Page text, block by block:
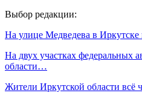
Выбор редакции:
На улице Медведева в Иркутске
На двух участках федеральных
области…
Жители Иркутской области всё